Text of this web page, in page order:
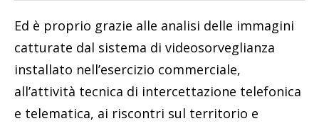
Ed è proprio grazie alle analisi delle immagini
catturate dal sistema di videosorveglianza
installato nell’esercizio commerciale,
all’attività tecnica di intercettazione telefonica
e telematica, ai riscontri sul territorio e